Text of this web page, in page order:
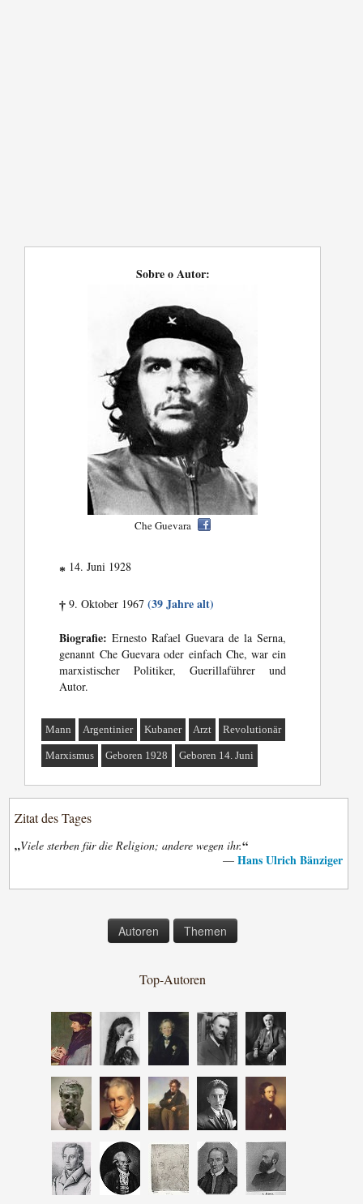
Sobre o Autor:
Che Guevara
* 14. Juni 1928
† 9. Oktober 1967(39 Jahre alt)
Biografie: Ernesto Rafael Guevara de la Serna,
genannt Che Guevara oder einfach Che, war ein
marxistischer Politiker, Guerillaführer und
Autor.
Mann Argentinier Kubaner Arzt Revolutionär
Marxismus Geboren 1928 Geboren 14. Juni
Zitat des Tages
„Viele sterben für die Religion; andere wegen ihr.“
— Hans Ulrich Bänziger
Autoren Themen
Top-Autoren